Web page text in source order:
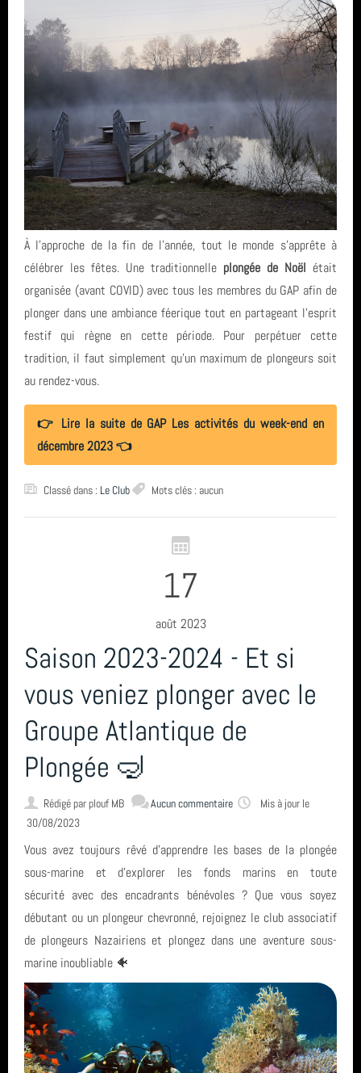
À l'approche de la fin de l'année, tout le monde s'apprête à
célébrer les fêtes. Une traditionnelle plongée de Noël était
organisée (avant COVID) avec tous les membres du GAP afin de
plonger dans une ambiance féerique tout en partageant l'esprit
festif qui règne en cette période. Pour perpétuer cette
tradition, il faut simplement qu'un maximum de plongeurs soit
au rendez-vous.
👉 Lire la suite de GAP Les activités du week-end en
décembre 2023 👈
Classé dans : Le Club Mots clés : aucun
17
août 2023
Saison 2023-2024 - Et si
vous veniez plonger avec le
Groupe Atlantique de
Plongée 🤿
Rédigé parplouf MB Aucun commentaire
Mis à jour le
30/08/2023
Vous avez toujours rêvé d'apprendre les bases de la plongée
sous-marine et d'explorer les fonds marins en toute
sécurité avec des encadrants bénévoles ? Que vous soyez
débutant ou un plongeur chevronné, rejoignez le club associatif
de plongeurs Nazairiens et plongez dans une aventure sous-
marine inoubliable 🐠